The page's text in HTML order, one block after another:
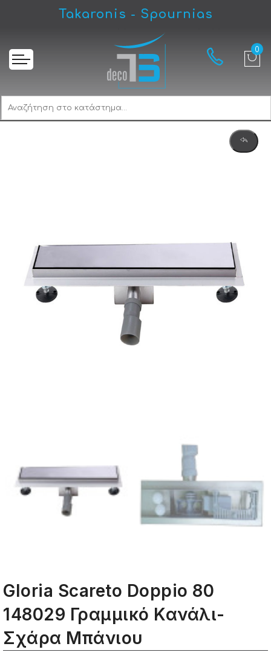
Takaronis - Spournias
Gloria Scareto Doppio 80 148029 Γραμμικό Κανάλι-Σχάρα Μπάνιου
Gloria Scareto Doppio 80
148029 Γραμμικό Κανάλι-
Σχάρα Μπάνιου